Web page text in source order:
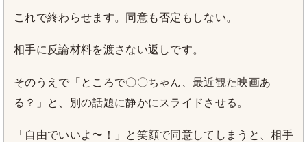
これで終わらせます。同意も否定もしない。
相手に反論材料を渡さない返しです。
そのうえで「ところで〇〇ちゃん、最近観た映画あ
る？」と、別の話題に静かにスライドさせる。
「自由でいいよ〜！」と笑顔で同意してしまうと、相手